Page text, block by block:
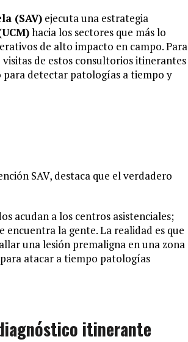
(SAV) ejecuta una estrategia
hacia los sectores que más lo
de alto impacto en campo. Para
de estos consultorios itinerantes
detectar patologías a tiempo y
SAV, destaca que el verdadero
acudan a los centros asistenciales;
encuentra la gente. La realidad es que
una lesión premaligna en una zona
atacar a tiempo patologías
itinerante